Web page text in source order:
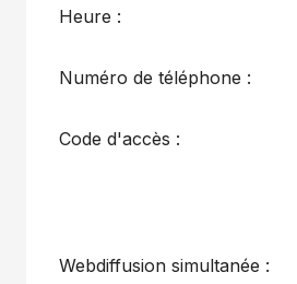
Heure :
Numéro de téléphone :
Code d'accès :
Webdiffusion simultanée :